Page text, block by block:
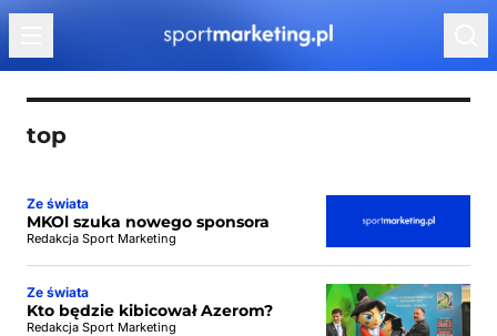
Przejdź do treści
top
Ze świata
MKOl szuka nowego sponsora
Redakcja Sport Marketing
Ze świata
Kto będzie kibicował Azerom?
Redakcja Sport Marketing